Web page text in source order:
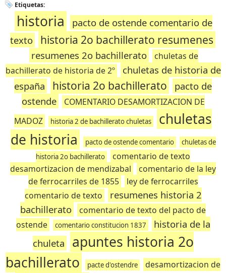
Etiquetas:
historia
pacto de ostende comentario de
texto
historia 2o bachillerato resumenes
resumenes 2o bachillerato
chuletas de
bachillerato de historia de 2º
chuletas de historia de
españa
historia 2o bachillerato
pacto de
ostende
COMENTARIO DESAMORTIZACION DE
MADOZ
historia 2 de bachillerato chuletas
chuletas
de historia
pacto de ostende comentario
chuletas de
historia 2o bachillerato
comentario de texto
desamortizacion de mendizabal
comentario de la ley
de ferrocarriles de 1855
ley de ferrocarriles
comentario de texto
resumenes historia 2
bachillerato
comentario de texto del pacto de
ostende
comentario constitucion 1837
historia de la
chuleta
apuntes historia 2o
bachillerato
pacte d'ostendre
desamortizacion de